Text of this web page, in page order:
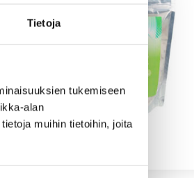
Tietoja
tukemiseen
alan
muihin tietoihin, joita